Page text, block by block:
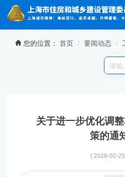
无障碍操作说明 跳转到网站导航区 跳转
您的位置： 首页 要闻动态
关于进一步优化调
策的通
( 2026-02-